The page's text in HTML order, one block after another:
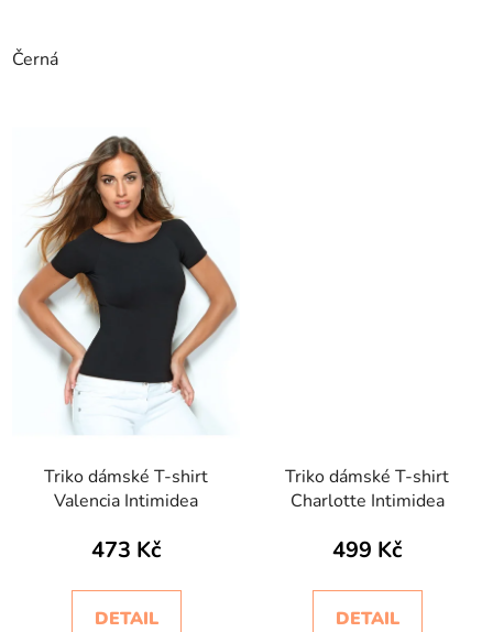
Černá
Triko dámské T-shirt
Valencia Intimidea
473 Kč
DETAIL
Triko dámské T-shirt
Charlotte Intimidea
499 Kč
DETAIL